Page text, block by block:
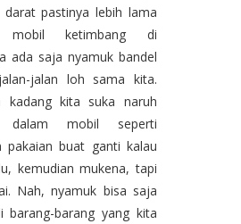
darat pastinya lebih lama
ketimbang di
ada saja nyamuk bandel
jalan loh sama kita.
kadang kita suka naruh
mobil seperti
pakaian buat ganti kalau
kemudian mukena, tapi
Nah, nyamuk bisa saja
barang-barang yang kita